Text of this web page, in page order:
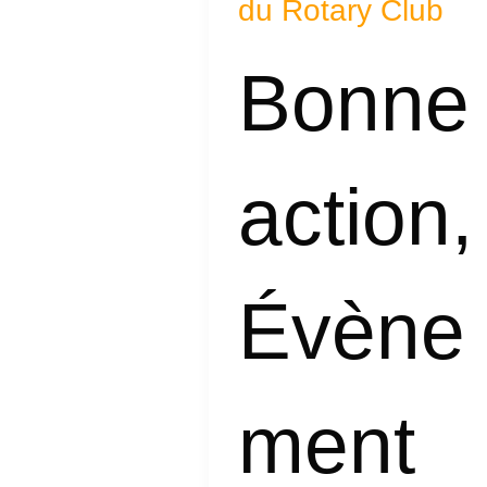
du Rotary Club
Bonne
action,
Évène
ment
prometteur
Rotary
Club